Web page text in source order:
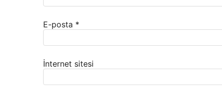
E-posta *
İnternet sitesi